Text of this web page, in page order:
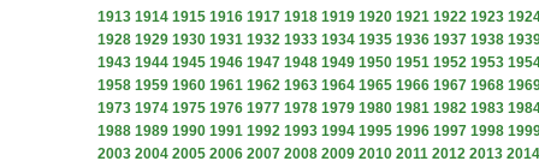
1913 1914 1915 1916 1917 1918 1919 1920 1921 1922 1923
1928 1929 1930 1931 1932 1933 1934 1935 1936 1937 1938
1943 1944 1945 1946 1947 1948 1949 1950 1951 1952 1953
1958 1959 1960 1961 1962 1963 1964 1965 1966 1967 1968
1973 1974 1975 1976 1977 1978 1979 1980 1981 1982 1983
1988 1989 1990 1991 1992 1993 1994 1995 1996 1997 1998
2003 2004 2005 2006 2007 2008 2009 2010 2011 2012 2013 2014